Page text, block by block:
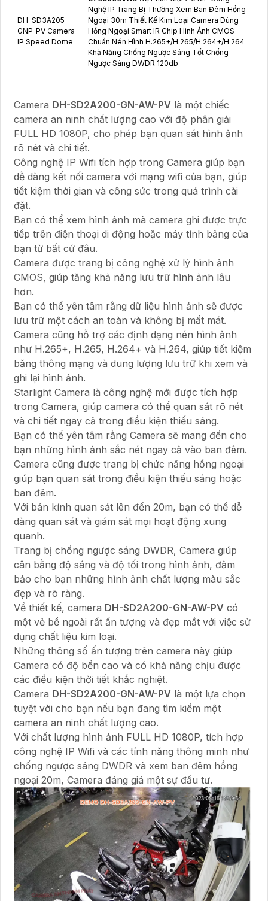
DH-SD3A205-
GNP-PV Camera
IP Speed Dome
Nghệ IP Trang Bị Thường Xem Ban Đêm Hồng
Ngoại 30m Thiết Kế Kim Loại Camera Dùng
Hồng Ngoại Smart IR Chip Hình Ảnh CMOS
Chuẩn Nén Hình H.265+/H.265/H.264+/H.264
Khả Năng Chống Ngược Sáng Tốt Chống
Ngược Sáng DWDR 120db
Camera DH-SD2A200-GN-AW-PV là một chiếc
camera an ninh chất lượng cao với độ phân giải
FULL HD 1080P, cho phép bạn quan sát hình ảnh
rõ nét và chi tiết.
Công nghệ IP Wifi tích hợp trong Camera giúp bạn
dễ dàng kết nối camera với mạng wifi của bạn, giúp
tiết kiệm thời gian và công sức trong quá trình cài
đặt.
Bạn có thể xem hình ảnh mà camera ghi được trực
tiếp trên điện thoại di động hoặc máy tính bảng của
bạn từ bất cứ đâu.
Camera được trang bị công nghệ xử lý hình ảnh
CMOS, giúp tăng khả năng lưu trữ hình ảnh lâu
hơn.
Bạn có thể yên tâm rằng dữ liệu hình ảnh sẽ được
lưu trữ một cách an toàn và không bị mất mát.
Camera cũng hỗ trợ các định dạng nén hình ảnh
như H.265+, H.265, H.264+ và H.264, giúp tiết kiệm
băng thông mạng và dung lượng lưu trữ khi xem và
ghi lại hình ảnh.
Starlight Camera là công nghệ mới được tích hợp
trong Camera, giúp camera có thể quan sát rõ nét
và chi tiết ngay cả trong điều kiện thiếu sáng.
Bạn có thể yên tâm rằng Camera sẽ mang đến cho
bạn những hình ảnh sắc nét ngay cả vào ban đêm.
Camera cũng được trang bị chức năng hồng ngoại
giúp bạn quan sát trong điều kiện thiếu sáng hoặc
ban đêm.
Với bán kính quan sát lên đến 20m, bạn có thể dễ
dàng quan sát và giám sát mọi hoạt động xung
quanh.
Trang bị chống ngược sáng DWDR, Camera giúp
cân bằng độ sáng và độ tối trong hình ảnh, đảm
bảo cho bạn những hình ảnh chất lượng màu sắc
đẹp và rõ ràng.
Về thiết kế, camera DH-SD2A200-GN-AW-PV có
một vẻ bề ngoài rất ấn tượng và đẹp mắt với việc sử
dụng chất liệu kim loại.
Những thông số ấn tượng trên camera này giúp
Camera có độ bền cao và có khả năng chịu được
các điều kiện thời tiết khắc nghiệt.
Camera DH-SD2A200-GN-AW-PV là một lựa chọn
tuyệt vời cho bạn nếu bạn đang tìm kiếm một
camera an ninh chất lượng cao.
Với chất lượng hình ảnh FULL HD 1080P, tích hợp
công nghệ IP Wifi và các tính năng thông minh như
chống ngược sáng DWDR và xem ban đêm hồng
ngoại 20m, Camera đáng giá một sự đầu tư.